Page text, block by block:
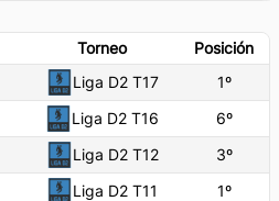
Torneo
Posición
Liga D2 T17 1º
Liga D2 T16 6º
Liga D2 T12 3º
Liga D2 T11 1º